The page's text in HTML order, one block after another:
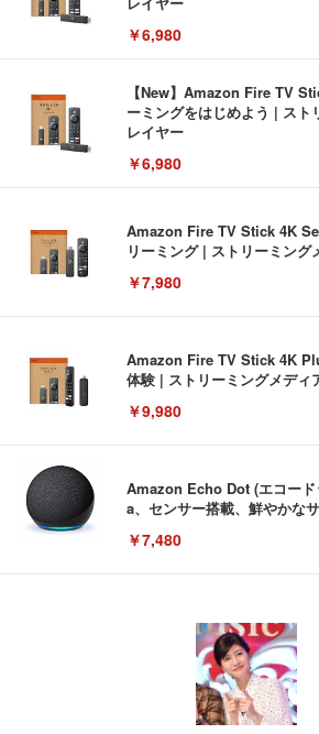
￥6,980
【New】Amazon Fire TV
ーミングをはじめよう | スト
レイヤー
￥6,980
Amazon Fire TV Stick 4K
リーミング | ストリーミング
￥7,980
Amazon Fire TV Stick 4K
体験 | ストリーミングメディ
￥9,980
Amazon Echo Dot (エコー
a、センサー搭載、鮮やかな
￥7,480
[EdoErgo] オフィスチェア
い 跳ね上げ式アームレスト
キング pc 事務椅子 360度回
ン樹脂ベース 通気性メッシ
(黒網+黒枠+黒足)
EIZO ビジネス向けプレミア
EV3240X-WT | 31.5型4K
￥105,595
Amazonベーシック ペット
回使い捨て 無香料 ホワイト